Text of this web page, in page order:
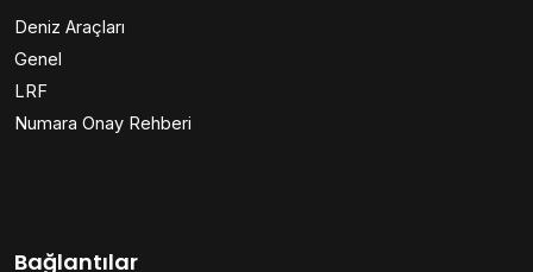
Deniz Araçları
Genel
LRF
Numara Onay Rehberi
Bağlantılar